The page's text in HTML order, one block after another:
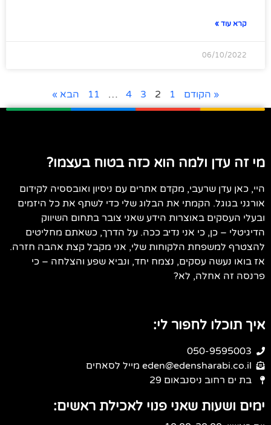
קרא עוד »
06/10/2022
« הקודם 1
2
3
4
…
11 הבא »
מי זה עדן ולמה הוא כזה בטוח בעצמו?
היי, כאן עדן שרעבי, מקדם אתרים עם ניסיון ואובססיה לקידום
אורגני בגוגל. הקמתי את הבלוג שלי כדי לשתף את כל היזמים
ובעלי העסקים באוצרות הידע שאני צובר בתחום השיווק
הדיגיטלי – כן, כי אני נדיב ככה. על הדרך, כשאתם מחליטים
להצטרף למשפחת הלקוחות שלי, אני מקבל קצת אהבה חזרה.
אז בואו נעשה עסקים, נצמח יחד, ונביא שפע והצלחה – כי
פרנסה זה אחלה, לא?
איך תוכלו לחפור לי:
050-9595003
eden@edensharabi.co.il מייל לסאחים
בת ים רחוב ניסנבאום 29
ימים ושעות שאני פנוי לאכילת ראשים: